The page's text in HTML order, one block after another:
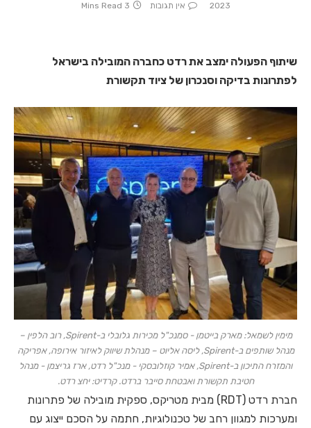
2023
אין תגובות 3 Mins Read
שיתוף הפעולה ימצב את רדט כחברה המובילה בישראל
לפתרונות בדיקה וסנכרון של ציוד תקשורת
מימין לשמאל: מארק בייטמן - סמנכ"ל מכירות גלובלי ב-Spirent, רוב הלפין –
מנהל שותפים ב-Spirent, ליסה אליוט – מנהלת שיווק לאיזור אירופה, אפריקה
והמזרח התיכון ב-Spirent, אמיר קוזלובסקי - מנכ"ל רדט, ארז גריצמן - מנהל
חטיבת תקשורת ואבטחת סייבר ברדט. קרדיט: יחצ רדט.
חברת רדט (RDT) מבית מטריקס, ספקית מובילה של פתרונות
ומערכות למגוון רחב של טכנולוגיות, חתמה על הסכם ייצוג עם